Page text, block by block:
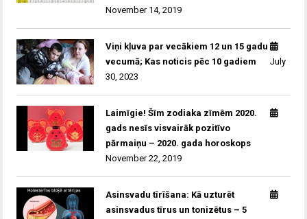
November 14, 2019
Viņi kļuva par vecākiem 12 un 15 gadu
vecumā; Kas noticis pēc 10 gadiem
July
30, 2023
Laimīgie! Šīm zodiaka zīmēm 2020.
gads nesīs visvairāk pozitīvo
pārmaiņu – 2020. gada horoskops
November 22, 2019
Asinsvadu tīrīšana: Kā uzturēt
asinsvadus tīrus un tonizētus – 5